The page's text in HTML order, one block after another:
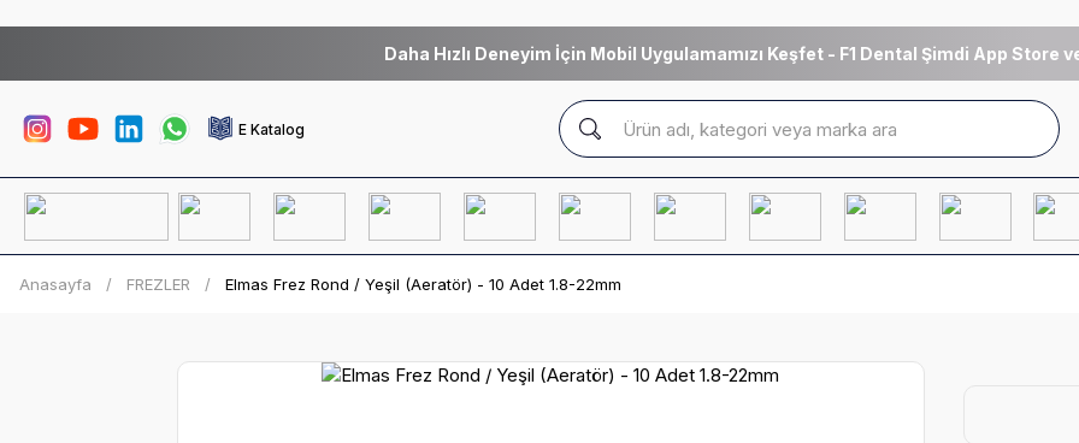
Daha Hızlı Deneyim İçin Mobil Uygulamamızı Keşfet - F1 Dental Şimdi App Store
E Katalog
Anasayfa FREZLER Elmas Frez Rond / Yeşil (Aeratör) - 10 Adet 1.8-22mm